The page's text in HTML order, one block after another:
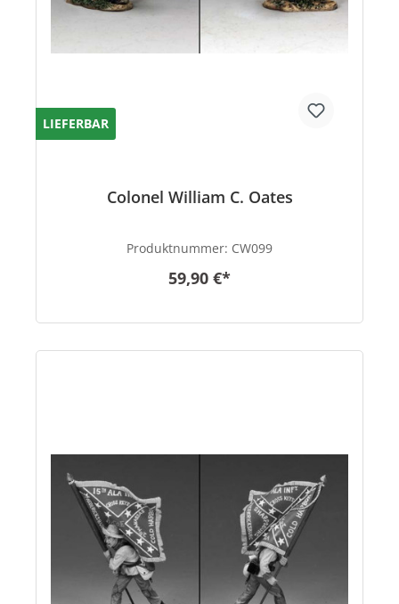
LIEFERBAR
Colonel William C. Oates
Produktnummer: CW099
59,90 €*